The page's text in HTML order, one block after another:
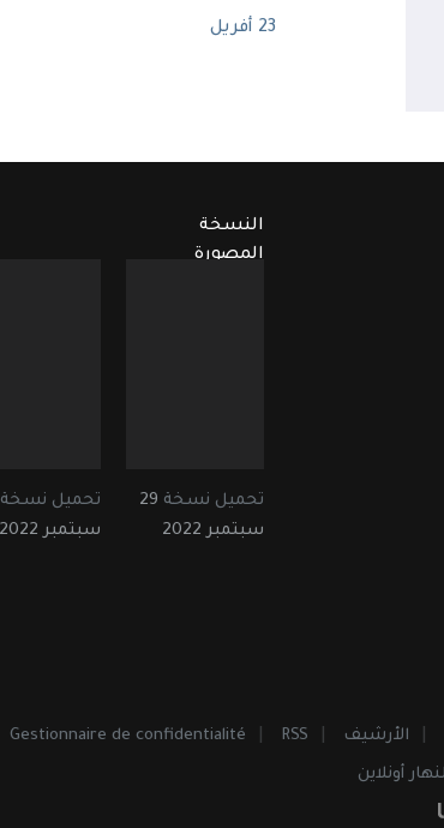
23 أفريل
النسخة
المصورة
تحميل نسخة 29
سبتمبر 2022
تحميل نسخة
سبتمبر 2022
الأرشيف RSS
Gestionnaire de confidentialité